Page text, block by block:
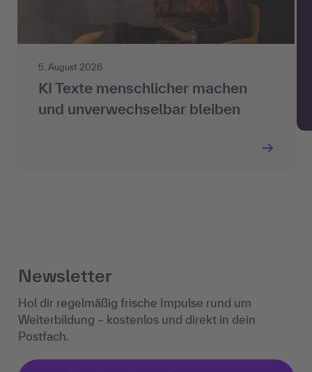
5. August 2026
KI Texte menschlicher machen
und unverwechselbar bleiben
Newsletter
Hol dir regelmäßig frische Impulse rund um
Weiterbildung – kostenlos und direkt in dein
Postfach.